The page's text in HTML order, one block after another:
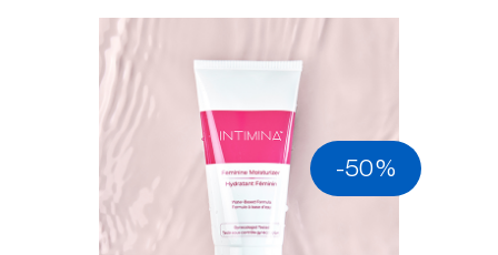
-50%